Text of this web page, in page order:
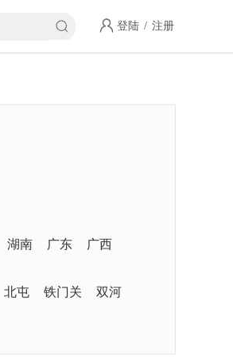
登陆 / 注册
湖南 广东
广西
北屯 铁门关
双河